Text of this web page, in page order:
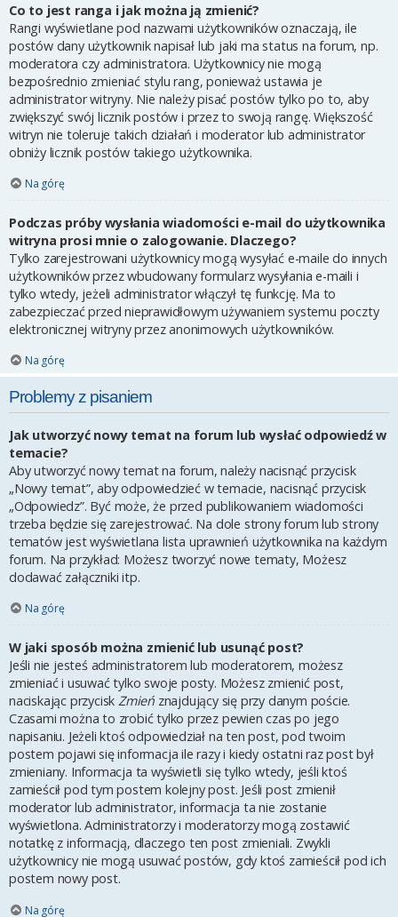
Co to jest ranga i jak można ją zmienić?
Rangi wyświetlane pod nazwami użytkowników oznaczają, ile
postów dany użytkownik napisał lub jaki ma status na forum, np.
moderatora czy administratora. Użytkownicy nie mogą
bezpośrednio zmieniać stylu rang, ponieważ ustawia je
administrator witryny. Nie należy pisać postów tylko po to, aby
zwiększyć swój licznik postów i przez to swoją rangę. Większość
witryn nie toleruje takich działań i moderator lub administrator
obniży licznik postów takiego użytkownika.
Na górę
Podczas próby wysłania wiadomości e-mail do użytkownika
witryna prosi mnie o zalogowanie. Dlaczego?
Tylko zarejestrowani użytkownicy mogą wysyłać e-maile do innych
użytkowników przez wbudowany formularz wysyłania e-maili i
tylko wtedy, jeżeli administrator włączył tę funkcję. Ma to
zabezpieczać przed nieprawidłowym używaniem systemu poczty
elektronicznej witryny przez anonimowych użytkowników.
Na górę
Problemy z pisaniem
Jak utworzyć nowy temat na forum lub wysłać odpowiedź w
temacie?
Aby utworzyć nowy temat na forum, należy nacisnąć przycisk
„Nowy temat”, aby odpowiedzieć w temacie, nacisnąć przycisk
„Odpowiedz”. Być może, że przed publikowaniem wiadomości
trzeba będzie się zarejestrować. Na dole strony forum lub strony
tematów jest wyświetlana lista uprawnień użytkownika na każdym
forum. Na przykład: Możesz tworzyć nowe tematy, Możesz
dodawać załączniki itp.
Na górę
W jaki sposób można zmienić lub usunąć post?
Jeśli nie jesteś administratorem lub moderatorem, możesz
zmieniać i usuwać tylko swoje posty. Możesz zmienić post,
naciskając przycisk Zmień znajdujący się przy danym poście.
Czasami można to zrobić tylko przez pewien czas po jego
napisaniu. Jeżeli ktoś odpowiedział na ten post, pod twoim
postem pojawi się informacja ile razy i kiedy ostatni raz post był
zmieniany. Informacja ta wyświetli się tylko wtedy, jeśli ktoś
zamieścił pod tym postem kolejny post. Jeśli post zmienił
moderator lub administrator, informacja ta nie zostanie
wyświetlona. Administratorzy i moderatorzy mogą zostawić
notatkę z informacją, dlaczego ten post zmieniali. Zwykli
użytkownicy nie mogą usuwać postów, gdy ktoś zamieścił pod ich
postem nowy post.
Na górę